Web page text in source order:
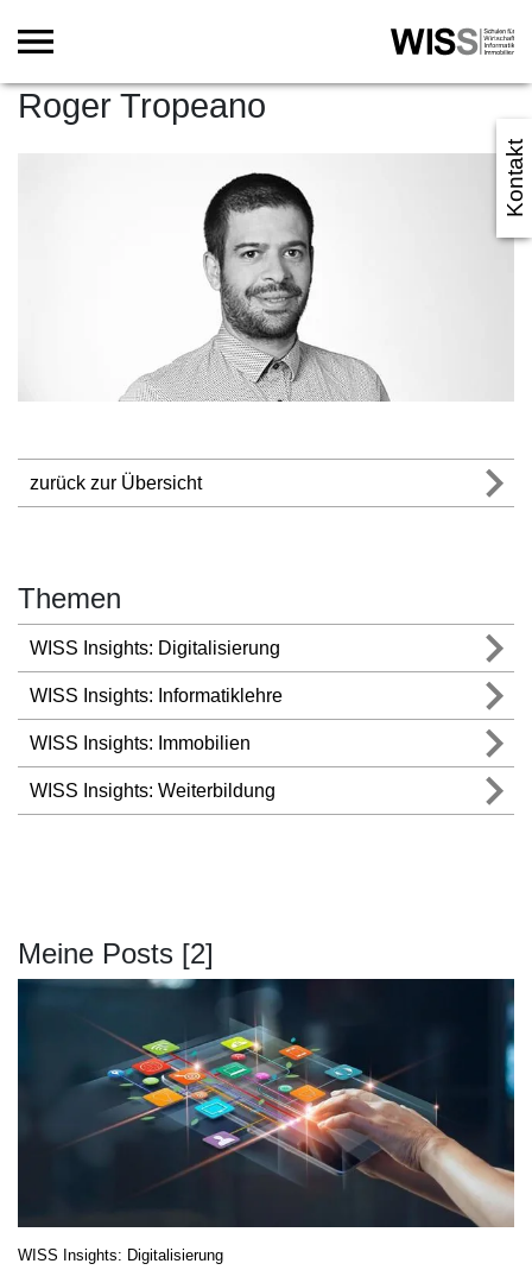
Kontakt
Roger Tropeano
zurück zur Übersicht
Themen
WISS Insights: Digitalisierung
WISS Insights: Informatiklehre
WISS Insights: Immobilien
WISS Insights: Weiterbildung
Meine Posts [2]
WISS Insights: Digitalisierung